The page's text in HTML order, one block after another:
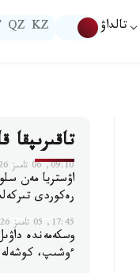
تالداۋ KZ
QZ
تاقىرىپقا
09:10, 06 تامىز 2026
اۋستريا مەن
رەكوردى
17:45, 05 تامىز 2026
وسكەمەندە
ءوشىپ،